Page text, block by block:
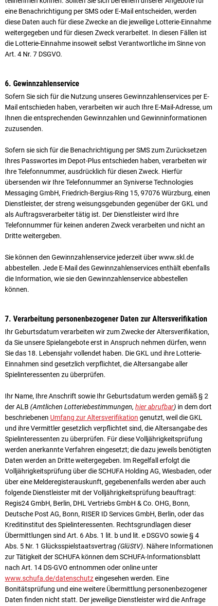
eine Benachrichtigung per SMS oder E-Mail entscheiden, werden
diese Daten auch für diese Zwecke an die jeweilige Lotterie-Einnahme
weitergegeben und für diesen Zweck verarbeitet. In diesen Fällen ist
die Lotterie-Einnahme insoweit selbst Verantwortliche im Sinne von
Art. 4 Nr. 7 DSGVO.
6. Gewinnzahlenservice
Sofern Sie sich für die Nutzung unseres Gewinnzahlenservices per E-
Mail entschieden haben, verarbeiten wir auch Ihre E-Mail-Adresse, um
Ihnen die entsprechenden Gewinnzahlen und Gewinninformationen
zuzusenden.
Sofern sie sich für die Benachrichtigung per SMS zum Zurücksetzen
Ihres Passwortes im Depot-Plus entschieden haben, verarbeiten wir
Ihre Telefonnummer, ausdrücklich für diesen Zweck. Hierfür
übersenden wir Ihre Telefonnummer an Syniverse Technologies
Messaging GmbH, Friedrich-Bergius-Ring 15, 97076 Würzburg, einen
Dienstleister, der streng weisungsgebunden gegenüber der GKL und
als Auftrags­ver­arbeiter tätig ist. Der Dienstleister wird Ihre
Telefonnummer für keinen anderen Zweck verarbeiten und nicht an
Dritte weitergeben.
Sie können den Gewinnzahlenservice jederzeit über www.skl.de
abbestellen. Jede E-Mail des Gewinnzahlenservices enthält ebenfalls
die Information, wie sie den Gewinnzahlenservice abbestellen
können.
7. Verarbeitung personenbezogener Daten zur Altersverifikation
Ihr Geburtsdatum verarbeiten wir zum Zwecke der Altersverifikation,
da Sie unsere Spielangebote erst in Anspruch nehmen dürfen, wenn
Sie das 18. Lebensjahr vollendet haben. Die GKL und ihre Lotterie-
Einnahmen sind gesetz­lich verpflichtet, die Altersangabe aller
Spielinteressenten zu überprüfen.
Ihr Name, Ihre Anschrift sowie Ihr Geburtsdatum werden gemäß § 2
der ALB (Amtlichen Lotteriebestimmungen, hier abrufbar) in dem dort
beschriebenen Umfang zur Altersverifikation genutzt, weil die GKL
und ihre Vermittler gesetzlich verpflichtet sind, die Altersangabe des
Spielinteressenten zu überprüfen. Für diese Voll­jährig­keits­prüfung
werden anerkannte Verfahren eingesetzt; die dazu jeweils benötigten
Daten werden an Dritte weiter­ge­geben. Im Regelfall erfolgt die
Volljährigkeitsprüfung über die SCHUFA Holding AG, Wiesbaden, oder
über eine Melderegisterauskunft, gegebenenfalls werden aber auch
folgende Dienstleister mit der Volljährigkeitsprüfung beauftragt:
Regis24 GmbH, Berlin, DHL Vertriebs GmbH & Co. OHG, Bonn,
Deutsche Post AG, Bonn, RISER ID Services GmbH, Berlin, oder das
Kreditinstitut des Spielinteressenten. Rechtsgrundlagen dieser
Übermittlungen sind Art. 6 Abs. 1 lit. b und lit. e DSGVO sowie § 4
Abs. 5 Nr. 1 Glücksspielstaatsvertrag (GlüStV). Nähere In­for­mationen
zur Tätigkeit der SCHUFA können dem SCHUFA-Informationsblatt
nach Art. 14 DS-GVO entnommen oder online unter
www.schufa.de/datenschutzeingesehen werden. Eine
Bonitätsprüfung und eine weitere Über­mittlung personenbezogener
Daten finden nicht statt. Der jeweilige Dienstleister wird die Anfrage